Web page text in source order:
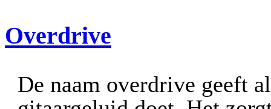
Overdrive
De naam overdrive geeft